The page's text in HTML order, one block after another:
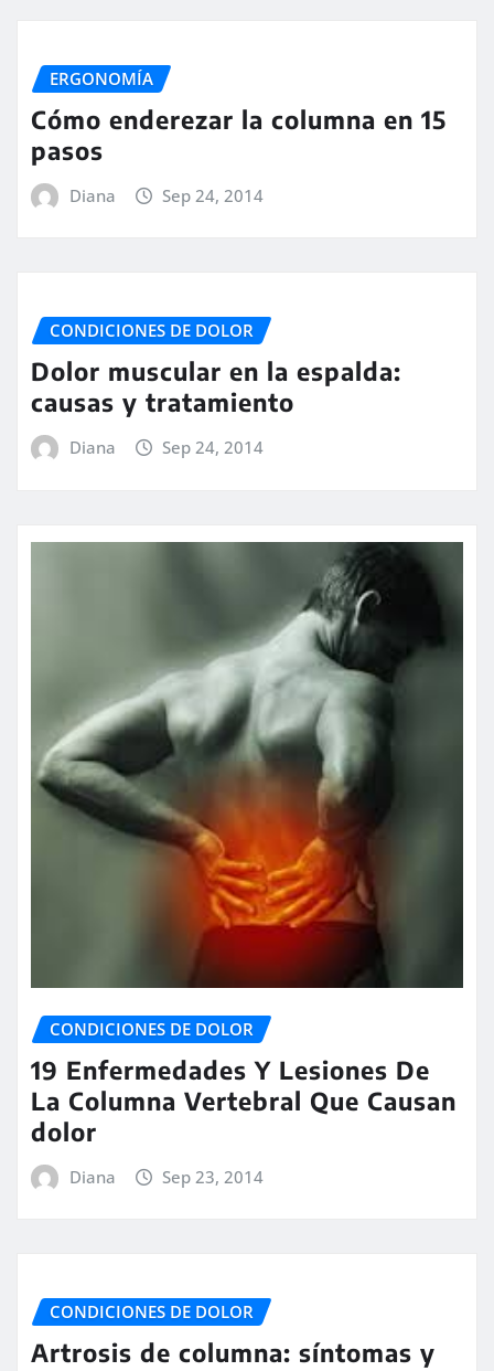
ERGONOMÍA
Cómo enderezar la columna en 15
pasos
Diana Sep 24, 2014
CONDICIONES DE DOLOR
Dolor muscular en la espalda:
causas y tratamiento
Diana Sep 24, 2014
CONDICIONES DE DOLOR
19 Enfermedades Y Lesiones De
La Columna Vertebral Que Causan
dolor
Diana Sep 23, 2014
CONDICIONES DE DOLOR
Artrosis de columna: síntomas y